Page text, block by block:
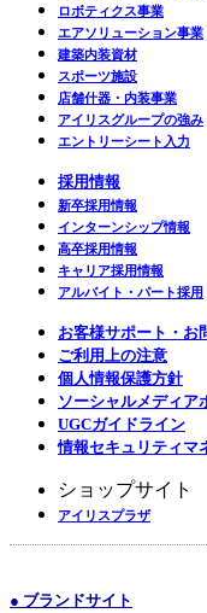
ロボティクス事業
エアソリューション事業
建築内装資材
スポーツ施設
店舗什器・内装事業
アイリスグループの強み
エントリーシート入力
採用情報
新卒採用情報
インターンシップ情報
高卒採用情報
キャリア採用情報
アルバイト・パート採用
お客様サポート・お
ご利用上の注意
個人情報保護方針
ソーシャルメディア
UGCガイドライン
情報セキュリティマ
ショップサイト
アイリスプラザ
● ブランドサイト